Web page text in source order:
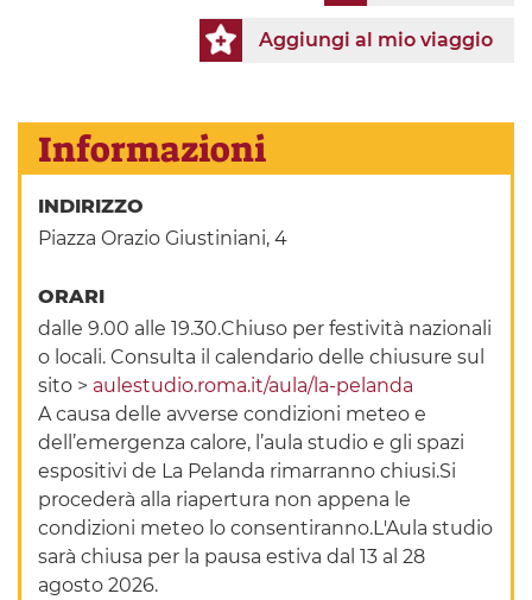
Aggiungi al mio viaggio
Informazioni
INDIRIZZO
Piazza Orazio Giustiniani, 4
ORARI
dalle 9.00 alle 19.30.Chiuso per festività nazionali
o locali. Consulta il calendario delle chiusure sul
sito > aulestudio.roma.it/aula/la-pelanda
A causa delle avverse condizioni meteo e
dell’emergenza calore, l’aula studio e gli spazi
espositivi de La Pelanda rimarranno chiusi.Si
procederà alla riapertura non appena le
condizioni meteo lo consentiranno.L'Aula studio
sarà chiusa per la pausa estiva dal 13 al 28
agosto 2026.